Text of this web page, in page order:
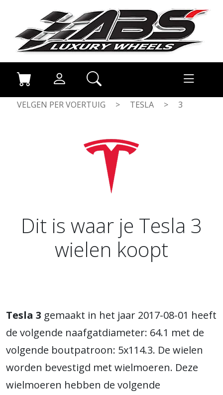
VELGEN PER VOERTUIG > TESLA > 3
Dit is waar je Tesla 3
wielen koopt
Tesla 3 gemaakt in het jaar 2017-08-01 heeft
de volgende naafgatdiameter: 64.1 met de
volgende boutpatroon: 5x114.3. De wielen
worden bevestigd met wielmoeren. Deze
wielmoeren hebben de volgende